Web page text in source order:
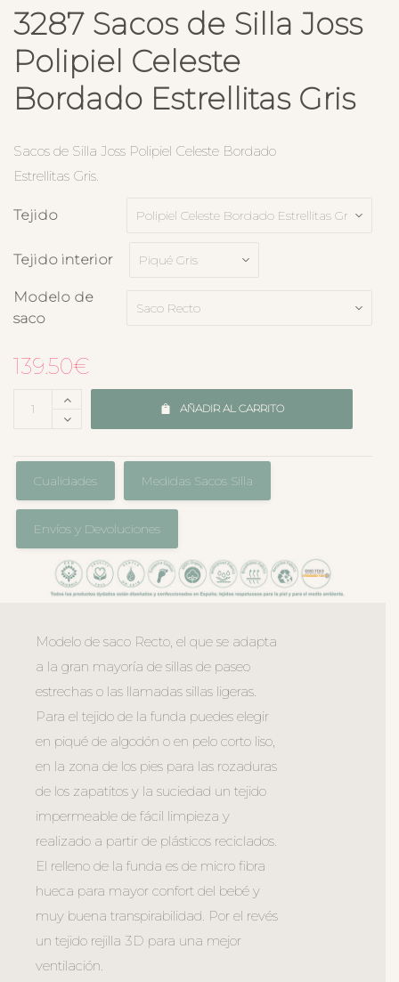
3287 Sacos de Silla Joss
Polipiel Celeste
Bordado Estrellitas Gris
Sacos de Silla Joss Polipiel Celeste Bordado
Estrellitas Gris.
Tejido
Tejido interior
Modelo de
saco
139.50€
AÑADIR AL CARRITO
Cualidades Medidas Sacos Silla
Envíos y Devoluciones
Modelo de saco Recto, el que se adapta
a la gran mayoría de sillas de paseo
estrechas o las llamadas sillas ligeras.
Para el tejido de la funda puedes elegir
en piqué de algodón o en pelo corto liso,
en la zona de los pies para las rozaduras
de los zapatitos y la suciedad un tejido
impermeable de fácil limpieza y
realizado a partir de plásticos reciclados.
El relleno de la funda es de micro fibra
hueca para mayor confort del bebé y
muy buena transpirabilidad. Por el revés
un tejido rejilla 3D para una mejor
ventilación.